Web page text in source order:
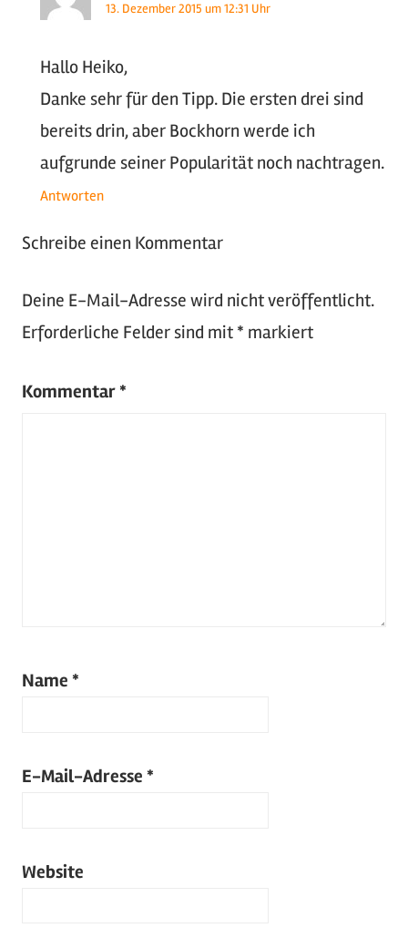
13. Dezember 2015 um 12:31 Uhr
Hallo Heiko,
Danke sehr für den Tipp. Die ersten drei sind
bereits drin, aber Bockhorn werde ich
aufgrunde seiner Popularität noch nachtragen.
Antworten
Schreibe einen Kommentar
Deine E-Mail-Adresse wird nicht veröffentlicht.
Erforderliche Felder sind mit * markiert
Kommentar *
Name *
E-Mail-Adresse *
Website